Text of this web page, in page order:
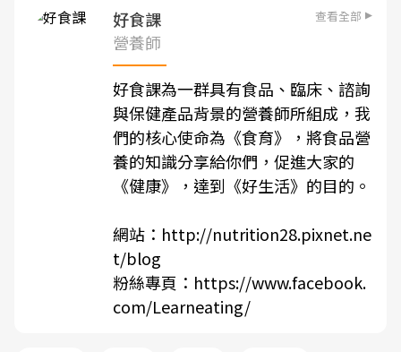
好食課 查看全部
營養師
好食課為一群具有食品、臨床、諮詢
與保健產品背景的營養師所組成，我
們的核心使命為《食育》，將食品營
養的知識分享給你們，促進大家的
《健康》，達到《好生活》的目的。
網站： http://nutrition28.pixnet.ne
t/blog
粉絲專頁： https://www.facebook.
com/Learneating/